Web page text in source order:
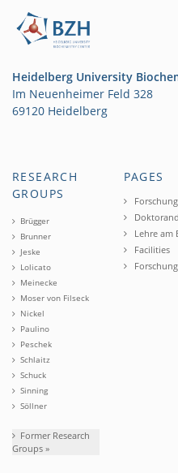
Heidelberg University
Im Neuenheimer Feld 328
69120 Heidelberg
RESEARCH
GROUPS
Brügger
Brunner
Jeske
Lolicato
Meinecke
Moser von Filseck
Nickel
Paulino
Peschek
Schlaitz
Schuck
Sinning
Söllner
Former Research
Groups »
PAGES
Lehre am
Facilities